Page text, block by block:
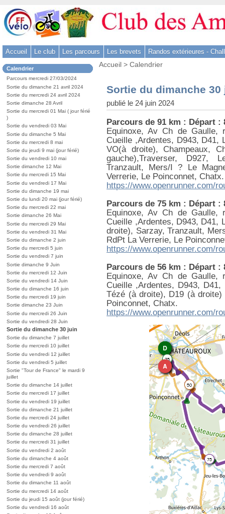
Aller
au
contenu
Aller
menu
-
Aller
à
la
recherche
Accueil Le club Les parcours Les brevets Randos extérieures -
Dans
la
rubrique
:
Calendrier
Parcours mercredi 27/03/2024
Sortie du dimanche 21 avril 2024
Sortie du mercredi 24 avril 2024
Sortie dimanche 28 Avril
Sortie du mercredi 01 Mai ( jour férié
)
Sortie du vendredi 03 Mai
Sortie du dimanche 5 Mai
Sortie du mercredi 8 mai
Sortie du jeudi 9 mai (jour férié)
Sortie du vendredi 10 mai
Sortie dimanche 12 Mai
Sortie du mercredi 15 Mai
Sortie du vendredi 17 Mai
Sortie du dimanche 19 mai
Sortie du lundi 20 mai (jour férié)
Sortie du mercredi 22 mai
Sortie dimanche 26 Mai
Sortie du mercredi 29 Mai
Sortie du vendredi 31 Mai
Sortie du dimanche 2 juin
Sortie du mercredi 5 juin
Sortie du vendredi 7 juin
Sortie dimanche 9 Juin
Sortie du mercredi 12 Juin
Sortie du vendredi 14 Juin
Sortie du dimanche 16 juin
Sortie du mercredi 19 juin
Sortie dimanche 23 Juin
Sortie du mercredi 26 Juin
Sortie du vendredi 28 Juin
Sortie du dimanche 30 juin
Sortie du dimanche 7 juillet
Sortie du mercredi 10 juillet
Sortie du vendredi 12 juillet
Sortie du vendredi 5 juillet
Sortie "Tour de France" le mardi 9
juillet
Sortie du dimanche 14 juillet
Sortie du mercredi 17 juillet
Sortie du vendredi 19 juillet
Sortie du dimanche 21 juillet
Sortie du mercredi 24 juillet
Sortie du vendredi 26 juillet
Sortie du dimanche 28 juillet
Sortie du mercredi 31 juillet
Sortie du vendredi 2 août
Sortie du dimanche 4 août
Sortie du mercredi 7 août
Sortie du vendredi 9 août
Sortie du dimanche 11 août
Sortie du mercredi 14 août
Sortie du jeudi 15 août (jour férié)
Sortie du vendredi 16 août
Vous
Accueil >Calendrier
Sortie du dimanche 30
publié le 24 juin 2024
Parcours de 91 km : Départ :
Equinoxe, Av Ch de Gaulle,
Cueille ,Ardentes, D943, D41,
VO(à droite), Champeaux,
gauche),Traverser, D927,
Tranzault, Mers/I ? Le
Verrerie, Le Poinconnet, Chatx.
https://www.openrunner.com/
Parcours de 75 km : Départ :
Equinoxe, Av Ch de Gaulle,
Cueille ,Ardentes, D943, D41,
droite), Sarzay, Tranzault,
RdPt La Verrerie, Le
https://www.openrunner.com/
Parcours de 56 km : Départ :
Equinoxe, Av Ch de Gaulle,
Cueille ,Ardentes, D943,
Tézé (à droite), D19 (à
Poinconnet, Chatx.
https://www.openrunner.com/